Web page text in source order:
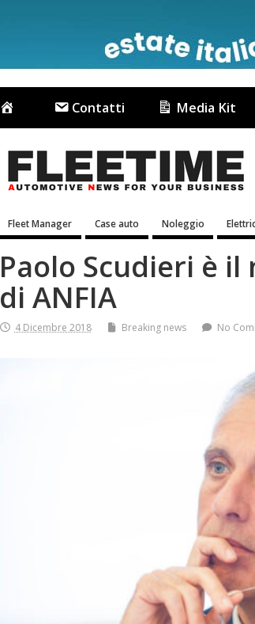
Contatti Media Kit
Fleet Manager Case auto Noleggio
Paolo Scudieri è
di ANFIA
4 Dicembre 2018 Breaking news No